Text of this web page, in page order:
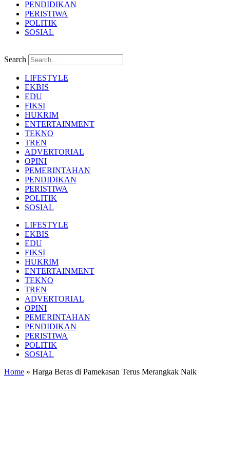
PENDIDIKAN
PERISTIWA
POLITIK
SOSIAL
Search
LIFESTYLE
EKBIS
EDU
FIKSI
HUKRIM
ENTERTAINMENT
TEKNO
TREN
ADVERTORIAL
OPINI
PEMERINTAHAN
PENDIDIKAN
PERISTIWA
POLITIK
SOSIAL
LIFESTYLE
EKBIS
EDU
FIKSI
HUKRIM
ENTERTAINMENT
TEKNO
TREN
ADVERTORIAL
OPINI
PEMERINTAHAN
PENDIDIKAN
PERISTIWA
POLITIK
SOSIAL
Home » Harga Beras di Pamekasan Terus Merangkak Naik